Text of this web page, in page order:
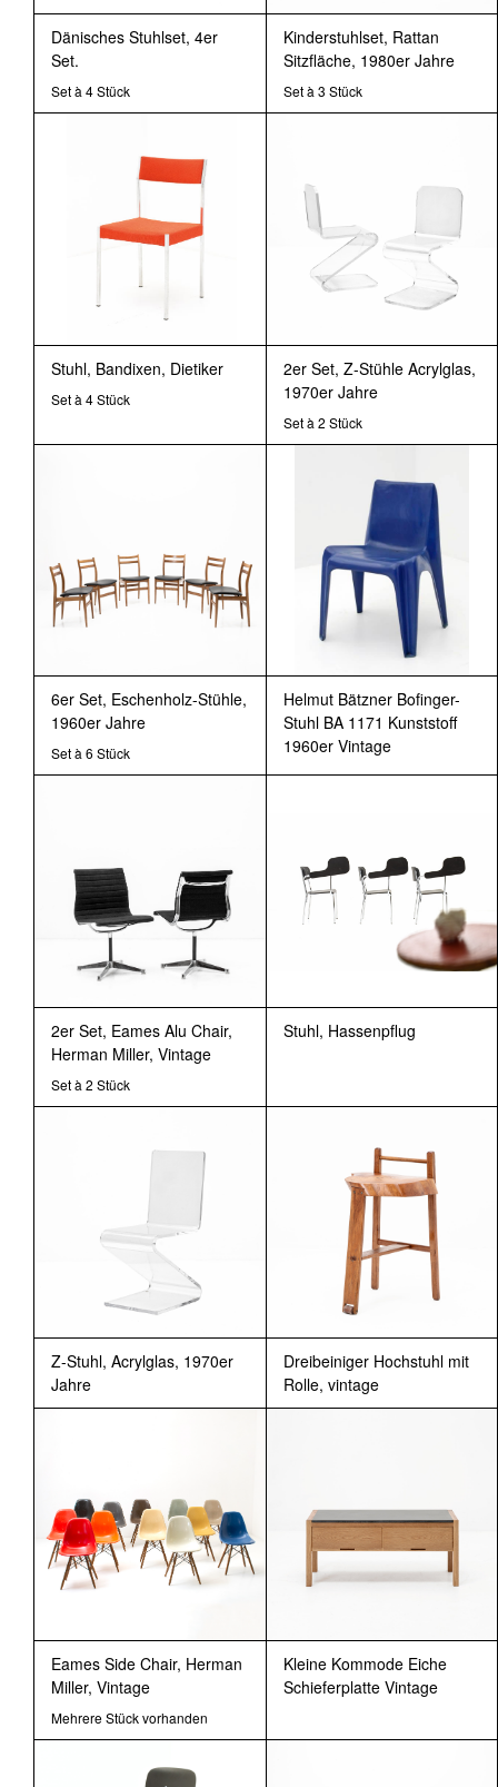
Dänisches Stuhlset, 4er
Set.
Set à 4 Stück
Kinderstuhlset, Rattan
Sitzfläche, 1980er Jahre
Set à 3 Stück
Stuhl, Bandixen, Dietiker
Set à 4 Stück
2er Set, Z-Stühle Acrylglas,
1970er Jahre
Set à 2 Stück
6er Set, Eschenholz-Stühle,
1960er Jahre
Set à 6 Stück
Helmut Bätzner Bofinger-
Stuhl BA 1171 Kunststoff
1960er Vintage
2er Set, Eames Alu Chair,
Herman Miller, Vintage
Set à 2 Stück
Stuhl, Hassenpflug
Z-Stuhl, Acrylglas, 1970er
Jahre
Dreibeiniger Hochstuhl mit
Rolle, vintage
Eames Side Chair, Herman
Miller, Vintage
Mehrere Stück vorhanden
Kleine Kommode Eiche
Schieferplatte Vintage